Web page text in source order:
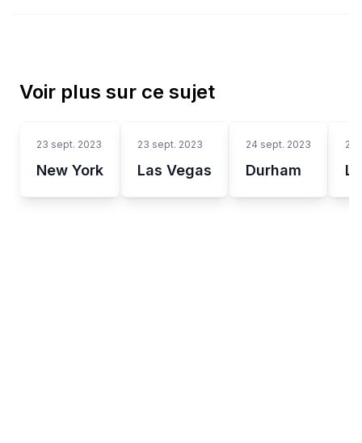
Voir plus sur ce sujet
23 sept. 2023
New York
23 sept. 2023
Las Vegas
24 sept. 2023
Durham
24